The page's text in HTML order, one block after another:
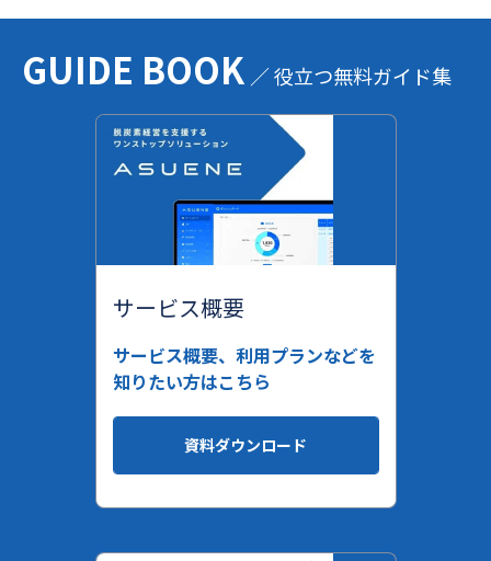
GUIDE BOOK ／ 役立つ無料ガイド集
サービス概要
サービス概要、利用プランなどを
知りたい方はこちら
資料ダウンロード